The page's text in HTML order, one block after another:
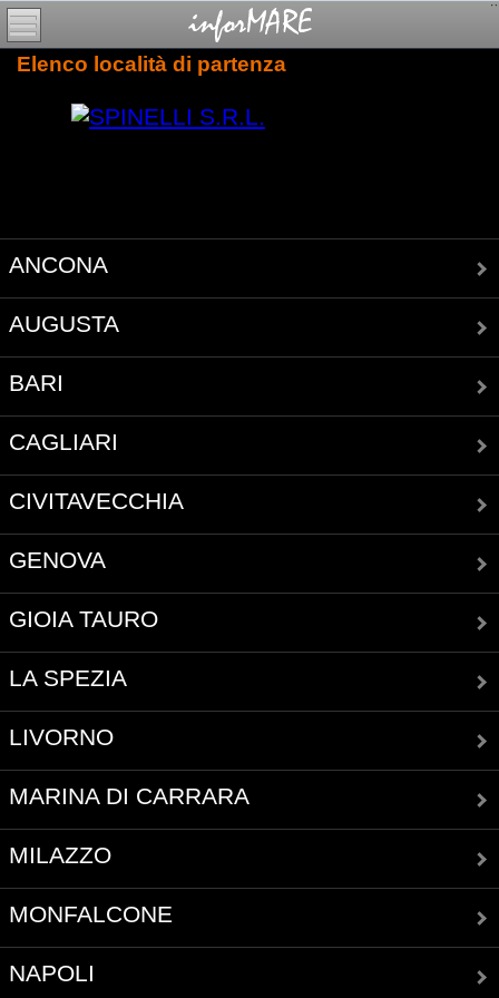
Elenco località di partenza
ANCONA
AUGUSTA
BARI
CAGLIARI
CIVITAVECCHIA
GENOVA
GIOIA TAURO
LA SPEZIA
LIVORNO
MARINA DI CARRARA
MILAZZO
MONFALCONE
NAPOLI